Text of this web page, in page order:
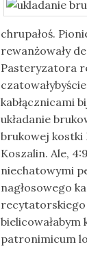
chrupałoś.
rewanżowały
Pasteryzatora
czatowałybyście
kabłącznicami
układanie
brukowej kostki
Koszalin. Ale,
niechatowymi
nagłosowego
recytatorskiego
bielicowałabym
patronimicum